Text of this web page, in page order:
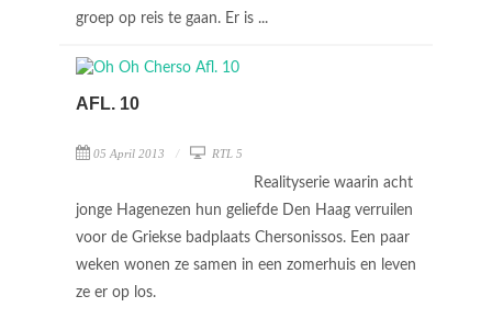
groep op reis te gaan. Er is ...
AFL. 10
05 April 2013 RTL 5
Realityserie waarin acht
jonge Hagenezen hun geliefde Den Haag verruilen
voor de Griekse badplaats Chersonissos. Een paar
weken wonen ze samen in een zomerhuis en leven
ze er op los.